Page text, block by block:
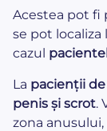
Acestea pot fi
se pot localiza
cazul
La pacienții
penis și scrot.
zona